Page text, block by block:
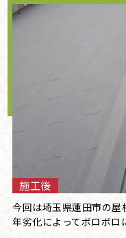
施工後
今回は埼玉県蓮田市の
年劣化によってボロボロ